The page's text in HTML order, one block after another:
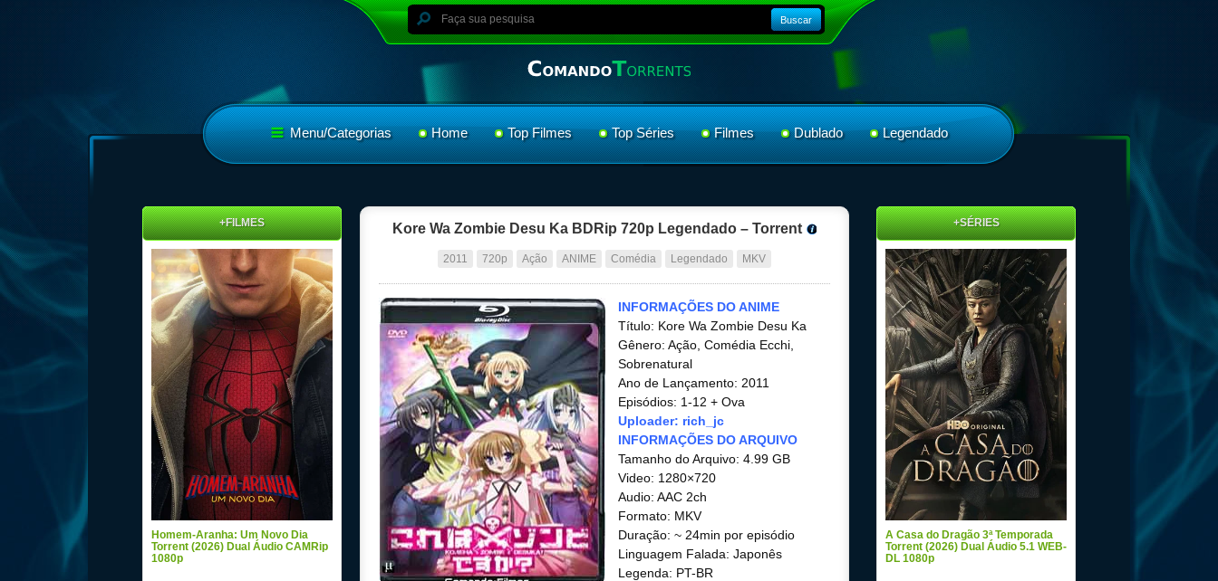
Buscar
Menu/Categorias Home Top Filmes Top Séries Filmes Dublado Legendado
Kore Wa Zombie Desu Ka BDRip 720p Legendado – Torrent
2011 720p Ação ANIME Comédia Legendado MKV
INFORMAÇÕES DO ANIME
Título: Kore Wa Zombie Desu Ka
Gênero: Ação, Comédia Ecchi,
Sobrenatural
Ano de Lançamento: 2011
Episódios: 1-12 + Ova
Uploader: rich_jc
INFORMAÇÕES DO ARQUIVO
Tamanho do Arquivo: 4.99 GB
Video: 1280×720
Audio: AAC 2ch
Formato: MKV
Duração: ~ 24min por episódio
Linguagem Falada: Japonês
Legenda: PT-BR
+FILMES
Homem-Aranha: Um Novo Dia
Torrent (2026) Dual Áudio CAMRip
1080p
+SÉRIES
A Casa do Dragão 3ª Temporada
Torrent (2026) Dual Áudio 5.1 WEB-
DL 1080p